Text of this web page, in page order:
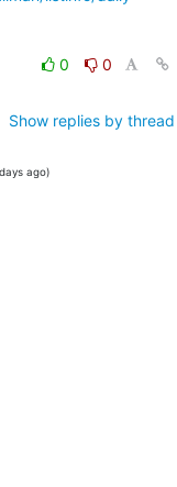
0 0
Show replies by thread
ago)